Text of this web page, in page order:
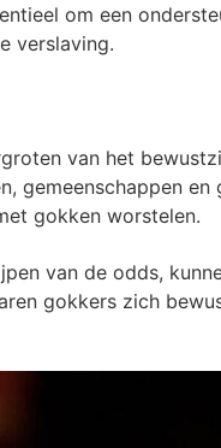
om een
verslaving.
van het
gemeenschappen
gokken worstelen.
van de odds,
gokkers zich